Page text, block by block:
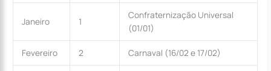
Janeiro 1
Confraternização Universal
(01/01)
Fevereiro 2 Carnaval (16/02 e 17/02)